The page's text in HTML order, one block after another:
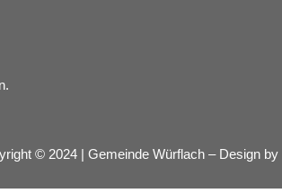
© 2024 | Gemeinde Würflach – Design by